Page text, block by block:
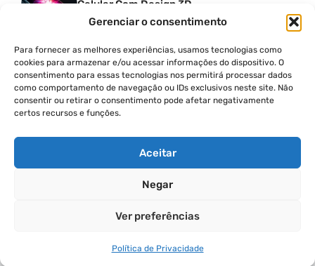
Gerenciar o consentimento
Para fornecer as melhores experiências, usamos tecnologias como
cookies para armazenar e/ou acessar informações do dispositivo. O
consentimento para essas tecnologias nos permitirá processar dados
como comportamento de navegação ou IDs exclusivos neste site. Não
consentir ou retirar o consentimento pode afetar negativamente
certos recursos e funções.
Aceitar
Negar
Ver preferências
Política de Privacidade
Celular Com Design 3D
Surreal E Câmeras De 50
MP
PRODUTIVIDADE DIGITAL
Faca Isso Agora Para Uma
Siri Melhor
INSIGHTS & OPINIÃO
A Guerra Dos Datacenters:
POLÍTICA DE PRIVACIDADE